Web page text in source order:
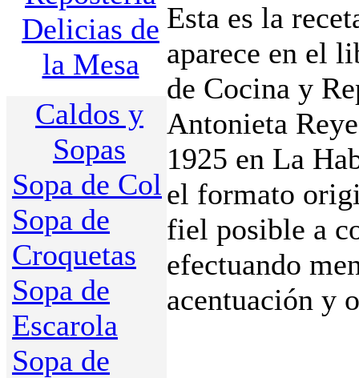
Delicias de
la Mesa
Caldos y
Sopas
Sopa de Col
Sopa de
Croquetas
Sopa de
Escarola
Sopa de
Esta es la
aparece en el
de Cocina y
Antonieta
1925 en La
el formato
fiel posible a
efectuando
acentuación y